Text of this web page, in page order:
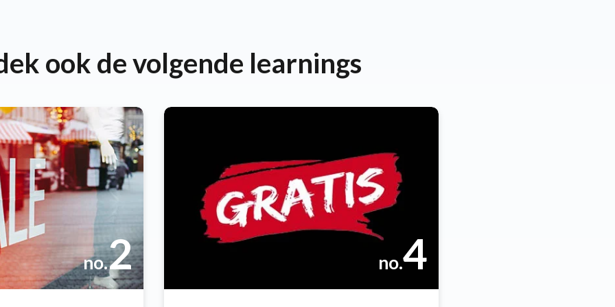
ook de volgende learnings
no.2 no.4